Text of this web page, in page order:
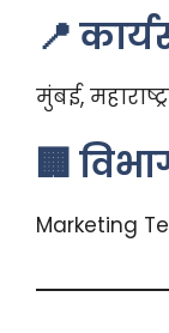
📍
मुंबई,
🏢
Marketing